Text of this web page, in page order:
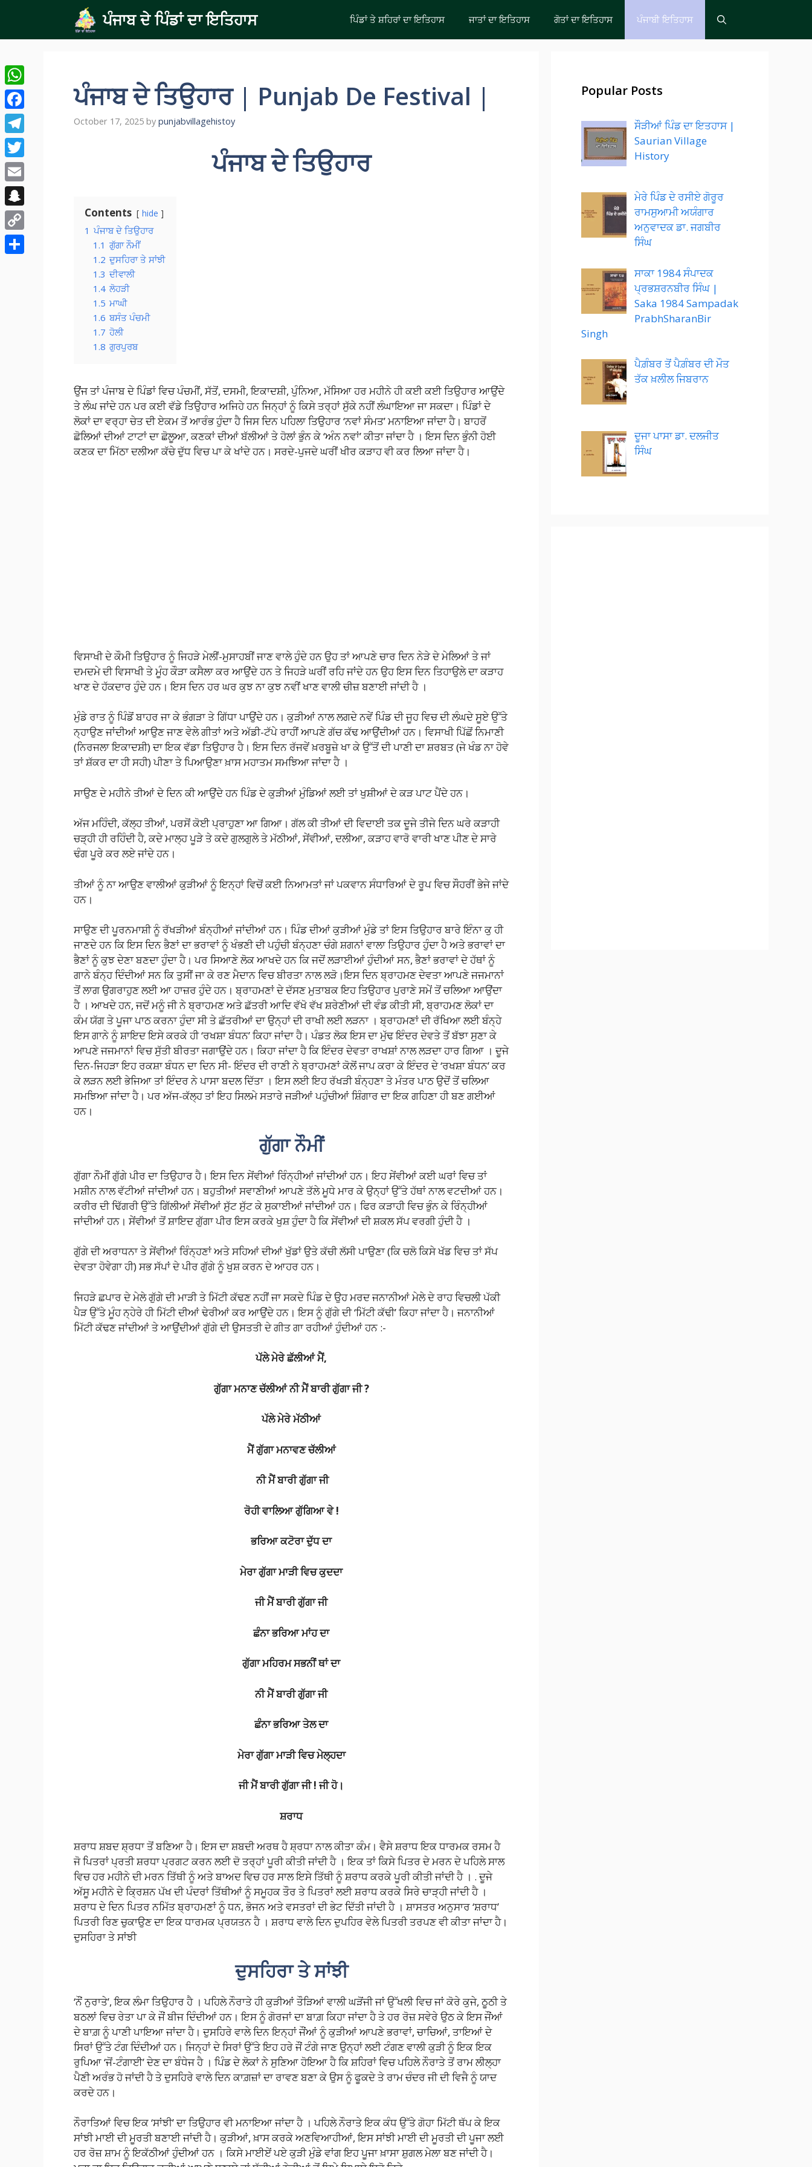
content
ਪੰਜਾਬ ਦੇ ਪਿੰਡਾਂ ਦਾ ਇਤਿਹਾਸ ਪਿੰਡਾਂ ਤੇ ਸ਼ਹਿਰਾਂ ਦਾ ਇਤਿਹਾਸ ਜਾਤਾਂ ਦਾ ਇਤਿਹਾਸ ਗੋਤਾਂ ਦਾ ਇਤਿਹਾਸ ਪੰਜਾਬੀ ਇਤਿਹਾਸ
ਪੰਜਾਬ ਦੇ ਤਿਉਹਾਰ | Punjab De Festival |
October 17, 2025 by punjabvillagehistoy
ਪੰਜਾਬ ਦੇ ਤਿਉਹਾਰ
Contents hide
1 ਪੰਜਾਬ ਦੇ ਤਿਉਹਾਰ
1.1 ਗੁੱਗਾ ਨੌਮੀਂ
1.2 ਦੁਸਹਿਰਾ ਤੇ ਸਾਂਝੀ
1.3 ਦੀਵਾਲੀ
1.4 ਲੋਹੜੀ
1.5 ਮਾਘੀ
1.6 ਬਸੰਤ ਪੰਚਮੀ
1.7 ਹੋਲੀ
1.8 ਗੁਰਪੁਰਬ
ਉਂਜ ਤਾਂ ਪੰਜਾਬ ਦੇ ਪਿੰਡਾਂ ਵਿਚ ਪੰਚਮੀਂ, ਸੱਤੋਂ, ਦਸਮੀ, ਇਕਾਦਸ਼ੀ, ਪੁੰਨਿਆ, ਮੱਸਿਆ ਹਰ ਮਹੀਨੇ ਹੀ ਕਈ ਕਈ ਤਿਉਹਾਰ ਆਉਂਦੇ
ਤੇ ਲੰਘ ਜਾਂਦੇ ਹਨ ਪਰ ਕਈ ਵੱਡੇ ਤਿਉਹਾਰ ਅਜਿਹੇ ਹਨ ਜਿਨ੍ਹਾਂ ਨੂੰ ਕਿਸੇ ਤਰ੍ਹਾਂ ਸੁੱਕੇ ਨਹੀਂ ਲੰਘਾਇਆ ਜਾ ਸਕਦਾ। ਪਿੰਡਾਂ ਦੇ
ਲੋਕਾਂ ਦਾ ਵਰ੍ਹਾ ਚੇਤ ਦੀ ਏਕਮ ਤੋਂ ਆਰੰਭ ਹੁੰਦਾ ਹੈ ਜਿਸ ਦਿਨ ਪਹਿਲਾ ਤਿਉਹਾਰ ‘ਨਵਾਂ ਸੰਮਤ’ ਮਨਾਇਆ ਜਾਂਦਾ ਹੈ। ਬਾਹਰੋਂ
ਛੋਲਿਆਂ ਦੀਆਂ ਟਾਟਾਂ ਦਾ ਛੋਲੂਆ, ਕਣਕਾਂ ਦੀਆਂ ਬੱਲੀਆਂ ਤੇ ਹੋਲਾਂ ਭੁੰਨ ਕੇ ‘ਅੰਨ ਨਵਾਂ’ ਕੀਤਾ ਜਾਂਦਾ ਹੈ । ਇਸ ਦਿਨ ਭੁੰਨੀ ਹੋਈ
ਕਣਕ ਦਾ ਮਿੱਠਾ ਦਲੀਆ ਕੱਚੇ ਦੁੱਧ ਵਿਚ ਪਾ ਕੇ ਖਾਂਦੇ ਹਨ। ਸਰਦੇ-ਪੁਜਦੇ ਘਰੀਂ ਖੀਰ ਕੜਾਹ ਵੀ ਕਰ ਲਿਆ ਜਾਂਦਾ ਹੈ।
ਵਿਸਾਖੀ ਦੇ ਕੌਮੀ ਤਿਉਹਾਰ ਨੂੰ ਜਿਹੜੇ ਮੇਲੀਂ-ਮੁਸਾਹਬੀਂ ਜਾਣ ਵਾਲੇ ਹੁੰਦੇ ਹਨ ਉਹ ਤਾਂ ਆਪਣੇ ਚਾਰ ਦਿਨ ਨੇੜੇ ਦੇ ਮੇਲਿਆਂ ਤੇ ਜਾਂ
ਦਮਦਮੇ ਦੀ ਵਿਸਾਖੀ ਤੇ ਮੂੰਹ ਕੌੜਾ ਕਸੈਲਾ ਕਰ ਆਉਂਦੇ ਹਨ ਤੇ ਜਿਹੜੇ ਘਰੀਂ ਰਹਿ ਜਾਂਦੇ ਹਨ ਉਹ ਇਸ ਦਿਨ ਤਿਹਾਉਲੇ ਦਾ ਕੜਾਹ
ਖਾਣ ਦੇ ਹੱਕਦਾਰ ਹੁੰਦੇ ਹਨ। ਇਸ ਦਿਨ ਹਰ ਘਰ ਕੁਝ ਨਾ ਕੁਝ ਨਵੀਂ ਖਾਣ ਵਾਲੀ ਚੀਜ਼ ਬਣਾਈ ਜਾਂਦੀ ਹੈ ।
ਮੁੰਡੇ ਰਾਤ ਨੂੰ ਪਿੰਡੋਂ ਬਾਹਰ ਜਾ ਕੇ ਭੰਗੜਾ ਤੇ ਗਿੱਧਾ ਪਾਉਂਦੇ ਹਨ। ਕੁੜੀਆਂ ਨਾਲ ਲਗਦੇ ਨਵੇਂ ਪਿੰਡ ਦੀ ਜੂਹ ਵਿਚ ਦੀ ਲੰਘਦੇ ਸੂਏ ਉੱਤੇ
ਨ੍ਹਾਉਣ ਜਾਂਦੀਆਂ ਆਉਣ ਜਾਣ ਵੇਲੇ ਗੀਤਾਂ ਅਤੇ ਅੱਡੀ-ਟੱਪੇ ਰਾਹੀਂ ਆਪਣੇ ਗੱਚ ਕੱਢ ਆਉਂਦੀਆਂ ਹਨ। ਵਿਸਾਖੀ ਪਿੱਛੋਂ ਨਿਮਾਣੀ
(ਨਿਰਜਲਾ ਇਕਾਦਸ਼ੀ) ਦਾ ਇਕ ਵੱਡਾ ਤਿਉਹਾਰ ਹੈ। ਇਸ ਦਿਨ ਰੱਜਵੇਂ ਖ਼ਰਬੂਜ਼ੇ ਖਾ ਕੇ ਉੱਤੋਂ ਦੀ ਪਾਣੀ ਦਾ ਸ਼ਰਬਤ (ਜੇ ਖੰਡ ਨਾ ਹੋਵੇ
ਤਾਂ ਸ਼ੱਕਰ ਦਾ ਹੀ ਸਹੀ) ਪੀਣਾ ਤੇ ਪਿਆਉਣਾ ਖ਼ਾਸ ਮਹਾਤਮ ਸਮਝਿਆ ਜਾਂਦਾ ਹੈ ।
ਸਾਉਣ ਦੇ ਮਹੀਨੇ ਤੀਆਂ ਦੇ ਦਿਨ ਕੀ ਆਉਂਦੇ ਹਨ ਪਿੰਡ ਦੇ ਕੁੜੀਆਂ ਮੁੰਡਿਆਂ ਲਈ ਤਾਂ ਖੁਸ਼ੀਆਂ ਦੇ ਕੜ ਪਾਟ ਪੈਂਦੇ ਹਨ।
ਅੱਜ ਮਹਿੰਦੀ, ਕੱਲ੍ਹ ਤੀਆਂ, ਪਰਸੋਂ ਕੋਈ ਪ੍ਰਾਹੁਣਾ ਆ ਗਿਆ। ਗੱਲ ਕੀ ਤੀਆਂ ਦੀ ਵਿਦਾਈ ਤਕ ਦੂਜੇ ਤੀਜੇ ਦਿਨ ਘਰੇ ਕੜਾਹੀ
ਚੜ੍ਹੀ ਹੀ ਰਹਿੰਦੀ ਹੈ, ਕਦੇ ਮਾਲ੍ਹ ਪੂੜੇ ਤੇ ਕਦੇ ਗੁਲਗੁਲੇ ਤੇ ਮੱਠੀਆਂ, ਸੇਂਵੀਆਂ, ਦਲੀਆ, ਕੜਾਹ ਵਾਰੋ ਵਾਰੀ ਖਾਣ ਪੀਣ ਦੇ ਸਾਰੇ
ਢੰਗ ਪੂਰੇ ਕਰ ਲਏ ਜਾਂਦੇ ਹਨ।
ਤੀਆਂ ਨੂੰ ਨਾ ਆਉਣ ਵਾਲੀਆਂ ਕੁੜੀਆਂ ਨੂੰ ਇਨ੍ਹਾਂ ਵਿਚੋਂ ਕਈ ਨਿਆਮਤਾਂ ਜਾਂ ਪਕਵਾਨ ਸੰਧਾਰਿਆਂ ਦੇ ਰੂਪ ਵਿਚ ਸੌਹਰੀਂ ਭੇਜੇ ਜਾਂਦੇ
ਹਨ।
ਸਾਉਣ ਦੀ ਪੂਰਨਮਾਸ਼ੀ ਨੂੰ ਰੱਖੜੀਆਂ ਬੰਨ੍ਹੀਆਂ ਜਾਂਦੀਆਂ ਹਨ। ਪਿੰਡ ਦੀਆਂ ਕੁੜੀਆਂ ਮੁੰਡੇ ਤਾਂ ਇਸ ਤਿਉਹਾਰ ਬਾਰੇ ਇੰਨਾ ਕੁ ਹੀ
ਜਾਣਦੇ ਹਨ ਕਿ ਇਸ ਦਿਨ ਭੈਣਾਂ ਦਾ ਭਰਾਵਾਂ ਨੂੰ ਖੰਭਣੀ ਦੀ ਪਹੁੰਚੀ ਬੰਨ੍ਹਣਾ ਚੰਗੇ ਸ਼ਗਨਾਂ ਵਾਲਾ ਤਿਉਹਾਰ ਹੁੰਦਾ ਹੈ ਅਤੇ ਭਰਾਵਾਂ ਦਾ
ਭੈਣਾਂ ਨੂੰ ਕੁਝ ਦੇਣਾ ਬਣਦਾ ਹੁੰਦਾ ਹੈ। ਪਰ ਸਿਆਣੇ ਲੋਕ ਆਖਦੇ ਹਨ ਕਿ ਜਦੋਂ ਲੜਾਈਆਂ ਹੁੰਦੀਆਂ ਸਨ, ਭੈਣਾਂ ਭਰਾਵਾਂ ਦੇ ਹੱਥਾਂ ਨੂੰ
ਗਾਨੇ ਬੰਨ੍ਹ ਦਿੰਦੀਆਂ ਸਨ ਕਿ ਤੁਸੀਂ ਜਾ ਕੇ ਰਣ ਮੈਦਾਨ ਵਿਚ ਬੀਰਤਾ ਨਾਲ ਲੜੋ।ਇਸ ਦਿਨ ਬ੍ਰਾਹਮਣ ਦੇਵਤਾ ਆਪਣੇ ਜਜਮਾਨਾਂ
ਤੋਂ ਲਾਗ ਉਗਰਾਹੁਣ ਲਈ ਆ ਹਾਜ਼ਰ ਹੁੰਦੇ ਹਨ। ਬ੍ਰਾਹਮਣਾਂ ਦੇ ਦੱਸਣ ਮੁਤਾਬਕ ਇਹ ਤਿਉਹਾਰ ਪੁਰਾਣੇ ਸਮੇਂ ਤੋਂ ਚਲਿਆ ਆਉਂਦਾ
ਹੈ । ਆਖਦੇ ਹਨ, ਜਦੋਂ ਮਨੂੰ ਜੀ ਨੇ ਬ੍ਰਾਹਮਣ ਅਤੇ ਛੱਤਰੀ ਆਦਿ ਵੱਖੋ ਵੱਖ ਸ਼ਰੇਣੀਆਂ ਦੀ ਵੰਡ ਕੀਤੀ ਸੀ, ਬ੍ਰਾਹਮਣ ਲੋਕਾਂ ਦਾ
ਕੰਮ ਯੱਗ ਤੇ ਪੂਜਾ ਪਾਠ ਕਰਨਾ ਹੁੰਦਾ ਸੀ ਤੇ ਛੱਤਰੀਆਂ ਦਾ ਉਨ੍ਹਾਂ ਦੀ ਰਾਖੀ ਲਈ ਲੜਨਾ । ਬ੍ਰਾਹਮਣਾਂ ਦੀ ਰੱਖਿਆ ਲਈ ਬੰਨ੍ਹੇ
ਇਸ ਗਾਨੇ ਨੂੰ ਸ਼ਾਇਦ ਇਸੇ ਕਰਕੇ ਹੀ ‘ਰਖਸ਼ਾ ਬੰਧਨ’ ਕਿਹਾ ਜਾਂਦਾ ਹੈ। ਪੰਡਤ ਲੋਕ ਇਸ ਦਾ ਮੁੱਢ ਇੰਦਰ ਦੇਵਤੇ ਤੋਂ ਬੱਝਾ ਸੁਣਾ ਕੇ
ਆਪਣੇ ਜਜਮਾਨਾਂ ਵਿਚ ਸੁੱਤੀ ਬੀਰਤਾ ਜਗਾਉਂਦੇ ਹਨ। ਕਿਹਾ ਜਾਂਦਾ ਹੈ ਕਿ ਇੰਦਰ ਦੇਵਤਾ ਰਾਖਸ਼ਾਂ ਨਾਲ ਲੜਦਾ ਹਾਰ ਗਿਆ । ਦੂਜੇ
ਦਿਨ-ਜਿਹੜਾ ਇਹ ਰਕਸ਼ਾ ਬੰਧਨ ਦਾ ਦਿਨ ਸੀ- ਇੰਦਰ ਦੀ ਰਾਣੀ ਨੇ ਬ੍ਰਾਹਮਣਾਂ ਕੋਲੋਂ ਜਾਪ ਕਰਾ ਕੇ ਇੰਦਰ ਦੇ ‘ਰਖਸ਼ਾ ਬੰਧਨ’ ਕਰ
ਕੇ ਲੜਨ ਲਈ ਭੇਜਿਆ ਤਾਂ ਇੰਦਰ ਨੇ ਪਾਸਾ ਬਦਲ ਦਿੱਤਾ । ਇਸ ਲਈ ਇਹ ਰੱਖੜੀ ਬੰਨ੍ਹਣਾ ਤੇ ਮੰਤਰ ਪਾਠ ਉਦੋਂ ਤੋਂ ਚਲਿਆ
ਸਮਝਿਆ ਜਾਂਦਾ ਹੈ। ਪਰ ਅੱਜ-ਕੱਲ੍ਹ ਤਾਂ ਇਹ ਸਿਲਮੇ ਸਤਾਰੇ ਜੜੀਆਂ ਪਹੁੰਚੀਆਂ ਸ਼ਿੰਗਾਰ ਦਾ ਇਕ ਗਹਿਣਾ ਹੀ ਬਣ ਗਈਆਂ
ਹਨ।
ਗੁੱਗਾ ਨੌਮੀਂ
ਗੁੱਗਾ ਨੌਮੀਂ ਗੁੱਗੇ ਪੀਰ ਦਾ ਤਿਉਹਾਰ ਹੈ। ਇਸ ਦਿਨ ਸੇਂਵੀਆਂ ਰਿੰਨ੍ਹੀਆਂ ਜਾਂਦੀਆਂ ਹਨ। ਇਹ ਸੇਂਵੀਆਂ ਕਈ ਘਰਾਂ ਵਿਚ ਤਾਂ
ਮਸ਼ੀਨ ਨਾਲ ਵੱਟੀਆਂ ਜਾਂਦੀਆਂ ਹਨ। ਬਹੁਤੀਆਂ ਸਵਾਣੀਆਂ ਆਪਣੇ ਤੱਲੇ ਮੂਧੇ ਮਾਰ ਕੇ ਉਨ੍ਹਾਂ ਉੱਤੇ ਹੱਥਾਂ ਨਾਲ ਵਟਦੀਆਂ ਹਨ।
ਕਰੀਰ ਦੀ ਢਿੱਗਰੀ ਉੱਤੇ ਗਿੱਲੀਆਂ ਸੇਂਵੀਆਂ ਸੁੱਟ ਸੁੱਟ ਕੇ ਸੁਕਾਈਆਂ ਜਾਂਦੀਆਂ ਹਨ। ਫਿਰ ਕੜਾਹੀ ਵਿਚ ਭੁੰਨ ਕੇ ਰਿੰਨ੍ਹੀਆਂ
ਜਾਂਦੀਆਂ ਹਨ। ਸੇਂਵੀਆਂ ਤੋਂ ਸ਼ਾਇਦ ਗੁੱਗਾ ਪੀਰ ਇਸ ਕਰਕੇ ਖੁਸ਼ ਹੁੰਦਾ ਹੈ ਕਿ ਸੇਂਵੀਆਂ ਦੀ ਸ਼ਕਲ ਸੱਪ ਵਰਗੀ ਹੁੰਦੀ ਹੈ ।
ਗੁੱਗੇ ਦੀ ਅਰਾਧਨਾ ਤੇ ਸੇਂਵੀਆਂ ਰਿੰਨ੍ਹਣਾਂ ਅਤੇ ਸਹਿਆਂ ਦੀਆਂ ਖੁੱਡਾਂ ਉਤੇ ਕੱਚੀ ਲੱਸੀ ਪਾਉਣਾ (ਕਿ ਚਲੋ ਕਿਸੇ ਖੱਡ ਵਿਚ ਤਾਂ ਸੱਪ
ਦੇਵਤਾ ਹੋਵੇਗਾ ਹੀ) ਸਭ ਸੱਪਾਂ ਦੇ ਪੀਰ ਗੁੱਗੇ ਨੂੰ ਖੁਸ਼ ਕਰਨ ਦੇ ਆਹਰ ਹਨ।
ਜਿਹੜੇ ਛਪਾਰ ਦੇ ਮੇਲੇ ਗੁੱਗੇ ਦੀ ਮਾੜੀ ਤੇ ਮਿੱਟੀ ਕੱਢਣ ਨਹੀਂ ਜਾ ਸਕਦੇ ਪਿੰਡ ਦੇ ਉਹ ਮਰਦ ਜਨਾਨੀਆਂ ਮੇਲੇ ਦੇ ਰਾਹ ਵਿਚਲੀ ਪੱਕੀ
ਪੈੜ ਉੱਤੇ ਮੂੰਹ ਨ੍ਹੇਰੇ ਹੀ ਮਿੱਟੀ ਦੀਆਂ ਢੇਰੀਆਂ ਕਰ ਆਉਂਦੇ ਹਨ। ਇਸ ਨੂੰ ਗੁੱਗੇ ਦੀ ‘ਮਿੱਟੀ ਕੱਢੀ’ ਕਿਹਾ ਜਾਂਦਾ ਹੈ। ਜਨਾਨੀਆਂ
ਮਿੱਟੀ ਕੱਢਣ ਜਾਂਦੀਆਂ ਤੇ ਆਉਂਦੀਆਂ ਗੁੱਗੇ ਦੀ ਉਸਤਤੀ ਦੇ ਗੀਤ ਗਾ ਰਹੀਆਂ ਹੁੰਦੀਆਂ ਹਨ :-
ਪੱਲੇਮੇਰੇਛੱਲੀਆਂਮੈਂ,
ਗੁੱਗਾਮਨਾਣਚੱਲੀਆਂਨੀਮੈਂਬਾਰੀਗੁੱਗਾਜੀ?
ਪੱਲੇਮੇਰੇਮੱਠੀਆਂ
ਮੈਂਗੁੱਗਾਮਨਾਵਣਚੱਲੀਆਂ
ਨੀਮੈਂਬਾਰੀਗੁੱਗਾਜੀ
ਰੋਹੀਵਾਲਿਆਗੁੱਗਿਆਵੇ !
ਭਰਿਆਕਟੋਰਾਦੁੱਧਦਾ
ਮੇਰਾਗੁੱਗਾਮਾੜੀਵਿਚਕੁਦਦਾ
ਜੀਮੈਂਬਾਰੀਗੁੱਗਾਜੀ
ਛੰਨਾਭਰਿਆਮਾਂਹਦਾ
ਗੁੱਗਾਮਹਿਰਮਸਭਨੀਂਥਾਂਦਾ
ਨੀਮੈਂਬਾਰੀਗੁੱਗਾਜੀ
ਛੰਨਾਭਰਿਆਤੇਲਦਾ
ਮੇਰਾਗੁੱਗਾਮਾੜੀਵਿਚਮੇਲ੍ਹਦਾ
ਜੀਮੈਂਬਾਰੀਗੁੱਗਾਜੀ !ਜੀਹੋ।
ਸ਼ਰਾਧ
ਸ਼ਰਾਧ ਸ਼ਬਦ ਸ਼੍ਰਧਾ ਤੋਂ ਬਣਿਆ ਹੈ। ਇਸ ਦਾ ਸ਼ਬਦੀ ਅਰਥ ਹੈ ਸ਼੍ਰਧਾ ਨਾਲ ਕੀਤਾ ਕੰਮ। ਵੈਸੇ ਸ਼ਰਾਧ ਇਕ ਧਾਰਮਕ ਰਸਮ ਹੈ
ਜੋ ਪਿਤਰਾਂ ਪ੍ਰਤੀ ਸ਼ਰਧਾ ਪ੍ਰਗਟ ਕਰਨ ਲਈ ਦੋ ਤਰ੍ਹਾਂ ਪੂਰੀ ਕੀਤੀ ਜਾਂਦੀ ਹੈ । ਇਕ ਤਾਂ ਕਿਸੇ ਪਿਤਰ ਦੇ ਮਰਨ ਦੇ ਪਹਿਲੇ ਸਾਲ
ਵਿਚ ਹਰ ਮਹੀਨੇ ਦੀ ਮਰਨ ਤਿੱਥੀ ਨੂੰ ਅਤੇ ਬਾਅਦ ਵਿਚ ਹਰ ਸਾਲ ਇਸੇ ਤਿੱਥੀ ਨੂੰ ਸ਼ਰਾਧ ਕਰਕੇ ਪੂਰੀ ਕੀਤੀ ਜਾਂਦੀ ਹੈ । . ਦੂਜੇ
ਅੱਸੂ ਮਹੀਨੇ ਦੇ ਕ੍ਰਿਸ਼ਨ ਪੱਖ ਦੀ ਪੰਦਰਾਂ ਤਿੱਥੀਆਂ ਨੂੰ ਸਮੂਹਕ ਤੌਰ ਤੇ ਪਿਤਰਾਂ ਲਈ ਸ਼ਰਾਧ ਕਰਕੇ ਸਿਰੇ ਚਾੜ੍ਹੀ ਜਾਂਦੀ ਹੈ ।
ਸ਼ਰਾਧ ਦੇ ਦਿਨ ਪਿਤਰ ਨਮਿੱਤ ਬ੍ਰਾਹਮਣਾਂ ਨੂੰ ਧਨ, ਭੋਜਨ ਅਤੇ ਵਸਤਰਾਂ ਦੀ ਭੇਟ ਦਿੱਤੀ ਜਾਂਦੀ ਹੈ । ਸ਼ਾਸਤਰ ਅਨੁਸਾਰ ‘ਸ਼ਰਾਧ’
ਪਿਤਰੀ ਰਿਣ ਚੁਕਾਉਣ ਦਾ ਇਕ ਧਾਰਮਕ ਪ੍ਰਯਤਨ ਹੈ । ਸ਼ਰਾਧ ਵਾਲੇ ਦਿਨ ਦੁਪਹਿਰ ਵੇਲੇ ਪਿਤਰੀ ਤਰਪਣ ਵੀ ਕੀਤਾ ਜਾਂਦਾ ਹੈ।
ਦੁਸਹਿਰਾ ਤੇ ਸਾਂਝੀ
ਦੁਸਹਿਰਾਤੇਸਾਂਝੀ
‘ਨੌਂ ਨੁਰਾਤੇ’, ਇਕ ਲੰਮਾ ਤਿਉਹਾਰ ਹੈ । ਪਹਿਲੇ ਨੌਰਾਤੇ ਹੀ ਕੁੜੀਆਂ ਤੌੜਿਆਂ ਵਾਲੀ ਘੜੋਂਜੀ ਜਾਂ ਉੱਖਲੀ ਵਿਚ ਜਾਂ ਕੋਰੇ ਕੁਜੇ, ਠੂਠੀ ਤੇ
ਬਠਲਾਂ ਵਿਚ ਰੇਤਾ ਪਾ ਕੇ ਜੌਂ ਬੀਜ ਦਿੰਦੀਆਂ ਹਨ। ਇਸ ਨੂੰ ਗੋਰਜਾਂ ਦਾ ਬਾਗ਼ ਕਿਹਾ ਜਾਂਦਾ ਹੈ ਤੇ ਹਰ ਰੋਜ਼ ਸਵੇਰੇ ਉਠ ਕੇ ਇਸ ਜੌਂਆਂ
ਦੇ ਬਾਗ਼ ਨੂੰ ਪਾਣੀ ਪਾਇਆ ਜਾਂਦਾ ਹੈ। ਦੁਸਹਿਰੇ ਵਾਲੇ ਦਿਨ ਇਨ੍ਹਾਂ ਜੌਂਆਂ ਨੂੰ ਕੁੜੀਆਂ ਆਪਣੇ ਭਰਾਵਾਂ, ਚਾਚਿਆਂ, ਤਾਇਆਂ ਦੇ
ਸਿਰਾਂ ਉੱਤੇ ਟੰਗ ਦਿੰਦੀਆਂ ਹਨ। ਜਿਨ੍ਹਾਂ ਦੇ ਸਿਰਾਂ ਉੱਤੇ ਇਹ ਹਰੇ ਜੌਂ ਟੰਗੇ ਜਾਣ ਉਨ੍ਹਾਂ ਲਈ ਟੰਗਣ ਵਾਲੀ ਕੁੜੀ ਨੂੰ ਇਕ ਇਕ
ਰੁਪਿਆ ‘ਜੋਂ-ਟੰਗਾਈ’ ਦੇਣ ਦਾ ਬੰਧੇਜ ਹੈ । ਪਿੰਡ ਦੇ ਲੋਕਾਂ ਨੇ ਸੁਣਿਆ ਹੋਇਆ ਹੈ ਕਿ ਸ਼ਹਿਰਾਂ ਵਿਚ ਪਹਿਲੇ ਨੌਰਾਤੇ ਤੋਂ ਰਾਮ ਲੀਲ੍ਹਾ
ਪੈਣੀ ਅਰੰਭ ਹੋ ਜਾਂਦੀ ਹੈ ਤੇ ਦੁਸਹਿਰੇ ਵਾਲੇ ਦਿਨ ਕਾਗ਼ਜ਼ਾਂ ਦਾ ਰਾਵਣ ਬਣਾ ਕੇ ਉਸ ਨੂੰ ਫੂਕਦੇ ਤੇ ਰਾਮ ਚੰਦਰ ਜੀ ਦੀ ਵਿਜੈ ਨੂੰ ਯਾਦ
ਕਰਦੇ ਹਨ।
ਨੌਰਾਤਿਆਂ ਵਿਚ ਇਕ ‘ਸਾਂਝੀ’ ਦਾ ਤਿਉਹਾਰ ਵੀ ਮਨਾਇਆ ਜਾਂਦਾ ਹੈ । ਪਹਿਲੇ ਨੌਰਾਤੇ ਇਕ ਕੰਧ ਉੱਤੇ ਗੋਹਾ ਮਿੱਟੀ ਥੱਪ ਕੇ ਇਕ
ਸਾਂਝੀ ਮਾਈ ਦੀ ਮੂਰਤੀ ਬਣਾਈ ਜਾਂਦੀ ਹੈ। ਕੁੜੀਆਂ, ਖ਼ਾਸ ਕਰਕੇ ਅਣਵਿਆਹੀਆਂ, ਇਸ ਸਾਂਝੀ ਮਾਈ ਦੀ ਮੂਰਤੀ ਦੀ ਪੂਜਾ ਲਈ
ਹਰ ਰੋਜ਼ ਸ਼ਾਮ ਨੂੰ ਇਕੱਠੀਆਂ ਹੁੰਦੀਆਂ ਹਨ । ਕਿਸੇ ਮਾਈਏਂ ਪਏ ਕੁੜੀ ਮੁੰਡੇ ਵਾਂਗ ਇਹ ਪੂਜਾ ਖ਼ਾਸਾ ਸ਼ੁਗਲ ਮੇਲਾ ਬਣ ਜਾਂਦੀ ਹੈ।
Popular Posts
ਸੌੜੀਆਂ ਪਿੰਡ ਦਾ ਇਤਹਾਸ |
Saurian Village
History
ਮੇਰੇ ਪਿੰਡ ਦੇ ਰਸੀਏ ਗੋਰੂਰ
ਰਾਮਸੁਆਮੀ ਅਯੰਗਾਰ
ਅਨੁਵਾਦਕ ਡਾ. ਜਗਬੀਰ
ਸਿੰਘ
ਸਾਕਾ 1984 ਸੰਪਾਦਕ
ਪ੍ਰਭਸ਼ਰਨਬੀਰ ਸਿੰਘ |
Saka 1984 Sampadak
PrabhSharanBir
Singh
ਪੈਗ਼ੰਬਰ ਤੋਂ ਪੈਗ਼ੰਬਰ ਦੀ ਮੌਤ
ਤੱਕ ਖ਼ਲੀਲ ਜਿਬਰਾਨ
ਦੂਜਾ ਪਾਸਾ ਡਾ. ਦਲਜੀਤ
ਸਿੰਘ
WhatsApp
Facebook
Telegram
Twitter
Email
Snapchat
Copy
Link